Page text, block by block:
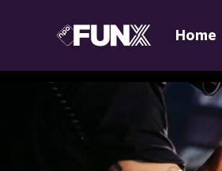
Home